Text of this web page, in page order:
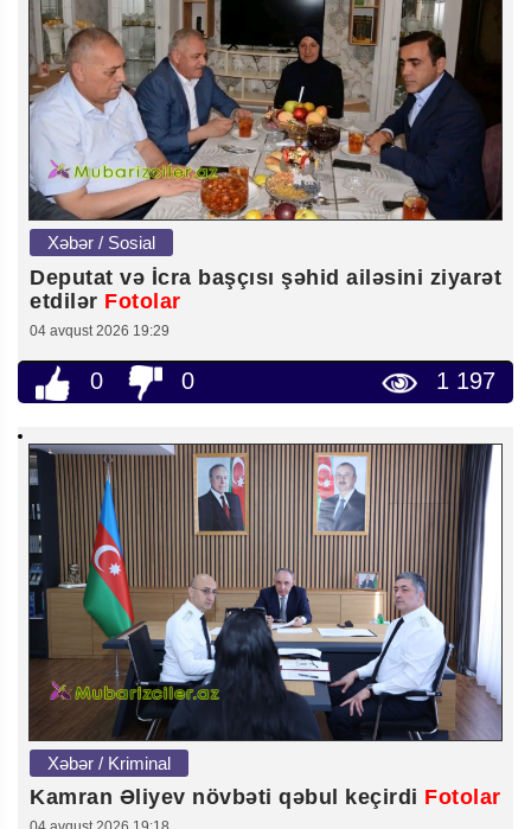
Xəbər / Sosial
Deputat və İcra başçısı şəhid ailəsini ziyarət
etdilər Fotolar
04 avqust 2026 19:29
0 0 1 197
Xəbər / Kriminal
Kamran Əliyev növbəti qəbul keçirdi Fotolar